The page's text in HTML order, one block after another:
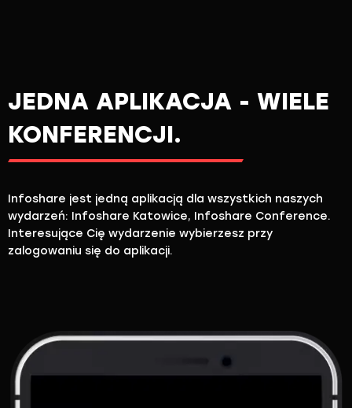
JEDNA APLIKACJA - WIELE
KONFERENCJI.
Infoshare jest jedną aplikacją dla wszystkich naszych
wydarzeń: Infoshare Katowice, Infoshare Conference.
Interesujące Cię wydarzenie wybierzesz przy
zalogowaniu się do aplikacji.